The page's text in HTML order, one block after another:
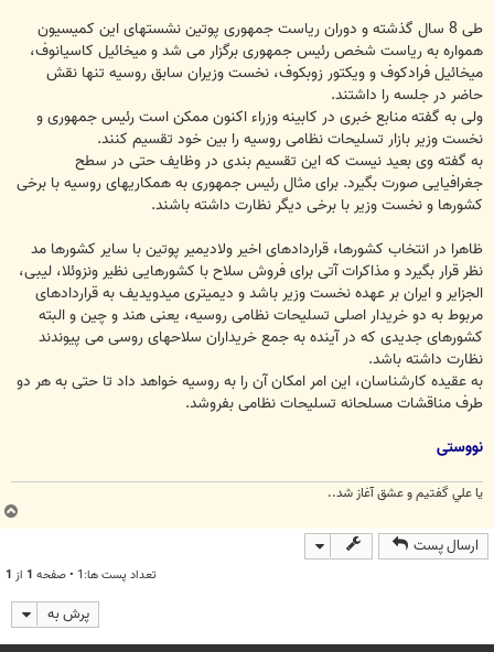
طی 8 سال گذشته و دوران ریاست جمهوری پوتین نشستهای این كمیسیون
همواره به ریاست شخص رئیس جمهوری برگزار می شد و میخائیل كاسیانوف،
میخائیل فرادكوف و ویكتور زوبكوف، نخست وزیران سابق روسیه تنها نقش
حاضر در جلسه را داشتند.
ولی به گفته منابع خبری در كابینه وزراء اكنون ممكن است رئیس جمهوری و
نخست وزیر بازار تسلیحات نظامی روسیه را بین خود تقسیم كنند.
به گفته وی بعید نیست كه این تقسیم بندی در وظایف حتی در سطح
جغرافیایی صورت بگیرد. برای مثال رئیس جمهوری به همكاریهای روسیه با برخی
كشورها و نخست وزیر با برخی دیگر نظارت داشته باشند.
ظاهرا در انتخاب كشورها، قراردادهای اخیر ولادیمیر پوتین با سایر كشورها مد
نظر قرار بگیرد و مذاكرات آتی برای فروش سلاح با كشورهایی نظیر ونزوئلا، لیبی،
الجزایر و ایران بر عهده نخست وزیر باشد و دیمیتری میدویدیف به قراردادهای
مربوط به دو خریدار اصلی تسلیحات نظامی روسیه، یعنی هند و چین و البته
كشورهای جدیدی كه در آینده به جمع خریداران سلاحهای روسی می پیوندند
نظارت داشته باشد.
به عقیده كارشناسان، این امر امكان آن را به روسیه خواهد داد تا حتی به هر دو
طرف مناقشات مسلحانه تسلیحات نظامی بفروشد.
نووستی
يا علي گفتيم و عشق آغاز شد..
ارسال پست
تعداد پست ها:1 • صفحه 1 از 1
پرش به